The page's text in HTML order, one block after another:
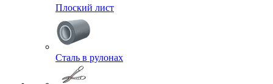
Плоский лист
Сталь в рулонах